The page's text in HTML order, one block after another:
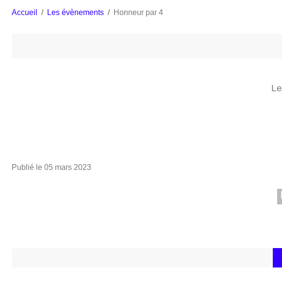
Accueil Les évènements Honneur par 4
Le
Publié le 05 mars 2023